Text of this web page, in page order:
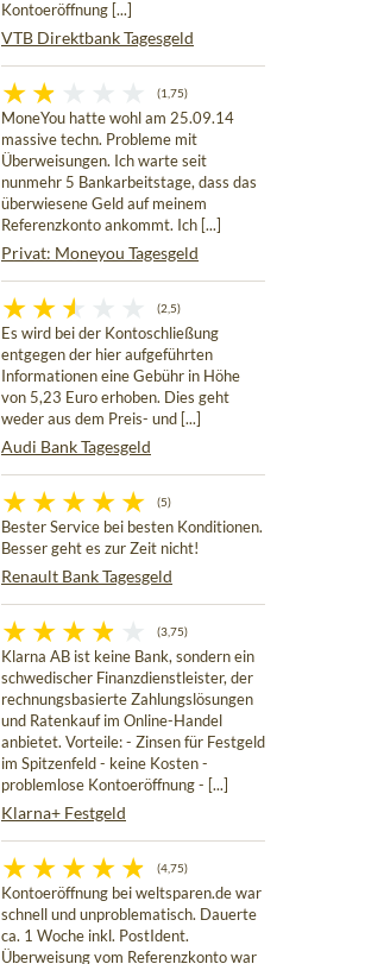
Kontoeröffnung [...]
VTB Direktbank Tagesgeld
(1,75)
MoneYou hatte wohl am 25.09.14
massive techn. Probleme mit
Überweisungen. Ich warte seit
nunmehr 5 Bankarbeitstage, dass das
überwiesene Geld auf meinem
Referenzkonto ankommt. Ich [...]
Privat: Moneyou Tagesgeld
(2,5)
Es wird bei der Kontoschließung
entgegen der hier aufgeführten
Informationen eine Gebühr in Höhe
von 5,23 Euro erhoben. Dies geht
weder aus dem Preis- und [...]
Audi Bank Tagesgeld
(5)
Bester Service bei besten Konditionen.
Besser geht es zur Zeit nicht!
Renault Bank Tagesgeld
(3,75)
Klarna AB ist keine Bank, sondern ein
schwedischer Finanzdienstleister, der
rechnungsbasierte Zahlungslösungen
und Ratenkauf im Online-Handel
anbietet. Vorteile: - Zinsen für Festgeld
im Spitzenfeld - keine Kosten -
problemlose Kontoeröffnung - [...]
Klarna+ Festgeld
(4,75)
Kontoeröffnung bei weltsparen.de war
schnell und unproblematisch. Dauerte
ca. 1 Woche inkl. PostIdent.
Überweisung vom Referenzkonto war